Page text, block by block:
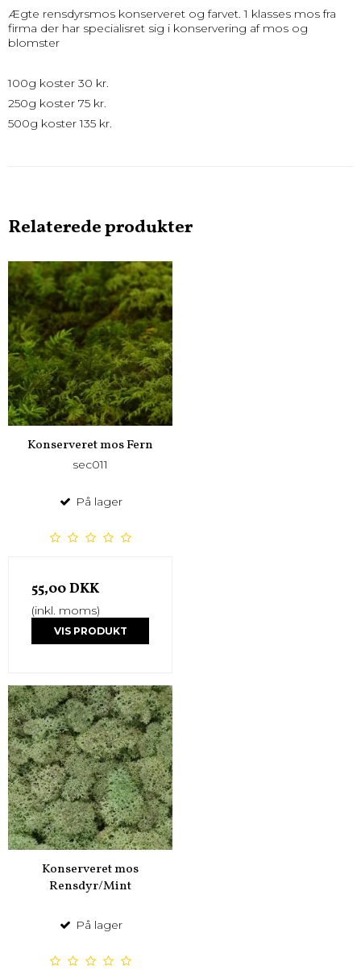
Ægte rensdyrsmos konserveret og farvet. 1 klasses mos fra
firma der har specialisret sig i konservering af mos og
blomster
100g koster 30 kr.
250g koster 75 kr.
500g koster 135 kr.
Relaterede produkter
Konserveret mos Fern
sec011
På lager
55,00 DKK
(inkl. moms)
VIS PRODUKT
Konserveret mos
Rensdyr/Mint
På lager